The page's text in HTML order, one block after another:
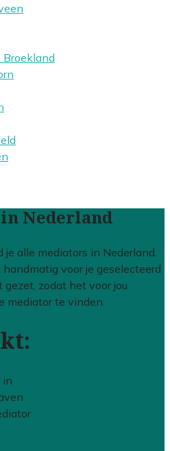
Nederland
alle mediators in Nederland.
voor je geselecteerd
zodat het voor jou
mediator te vinden.
in